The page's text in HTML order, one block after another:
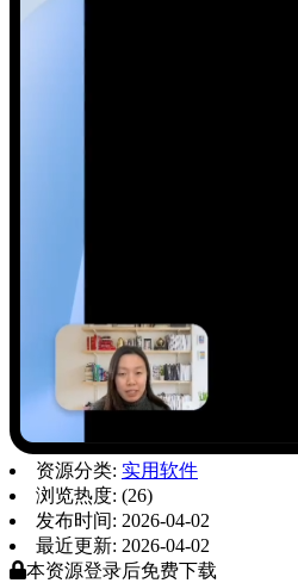
资源分类: 实用软件
浏览热度: (26)
发布时间: 2026-04-02
最近更新: 2026-04-02
本资源登录后免费下载